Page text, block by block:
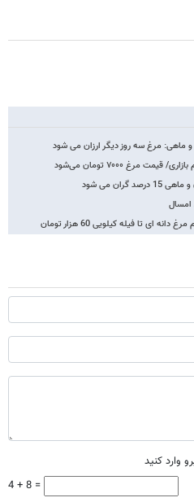
ماهی: مرغ سه روز دیگر ارزان می شود
امسال
ای تا فیله کیلویی 60 هزار تومان
وارد کنید
4 + 8 =